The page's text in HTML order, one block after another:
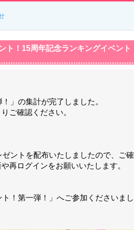
ト！15周年記念ランキングイベント
」の集計が完了しました。
ご確認ください。
ントを配布いたしましたので、ご確
再ログインをお願いいたします。
！第一弾！」へご参加くださいま